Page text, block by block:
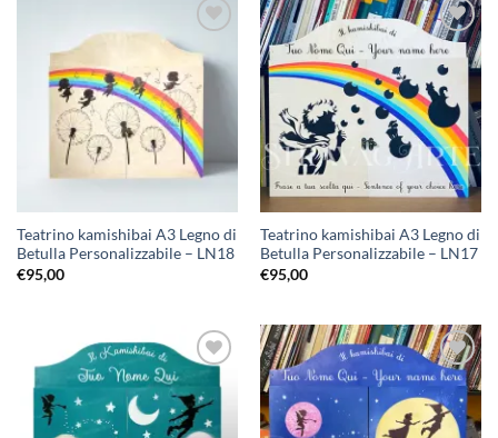
Aggiungi
alla lista
desideri
Teatrino kamishibai A3 Legno di
Betulla Personalizzabile – LN18
€95,00
Aggiungi
alla lista
dei
desideri
Teatrino kamishibai A3 Legno di
Betulla Personalizzabile – LN17
€95,00
Aggiungi
alla lista
dei
desideri
Aggiungi
alla lista
dei
desideri